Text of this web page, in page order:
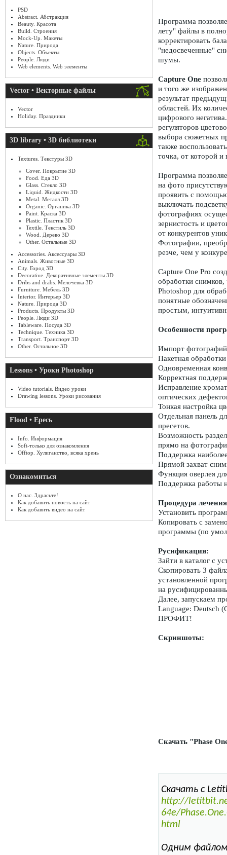
PSD
Abstract. Абстракция
Beauty. Красота
Build. Строения
Mock-Up. Макеты
Nature. Природа
Objects. Объекты
People. Люди
Web elements. Web элементы
Vector • Векторные файлы
Vector
Holiday. Праздники
3D library • 3D библиотеки
Textures. Текстуры 3D
Cover. Покрытие 3D
Food. Еда 3D
Glass. Стекло 3D
Liquid. Жидкости 3D
Metal. Металл 3D
Organic. Органика 3D
Paint. Краска 3D
Plastic. Пластик 3D
Textile. Текстиль 3D
Wood. Дерево 3D
Other. Остальные 3D
Accessories. Аксессуары 3D
Animals. Животные 3D
City. Город 3D
Decorative. Декоративные элементы 3D
Dribs and drabs. Мелочевка 3D
Furniture. Мебель 3D
Interior. Интерьер 3D
Nature. Природа 3D
Products. Продукты 3D
People. Люди 3D
Tableware. Посуда 3D
Technique. Техника 3D
Transport. Транспорт 3D
Other. Остальное 3D
Lessons • Уроки Photoshop
Video tutorials. Видео уроки
Drawing lessons. Уроки рисования
Flood • Ересь
Info. Информация
Soft-только для ознакомления
Offtop. Хулиганство, всяка хрень
Ознакомиться
О нас. Здрасьте!
Как добавить новость на сайт
Как добавить видео на сайт
Программа
лету" файлы в
корректировать
"недосвеченные"
шумы.
Capture One
и того же
результат
областей. Их
цифрового
регуляторов
выбора сюжетных
также
точка, от которой и
Программа
на фото
проявить с
выключать
фотографиях
зернистость и
от конкурентов
Фотографии,
резче, чем у
Capture One Pro
обработки снимков,
Photoshop для
понятные
простым,
Особенности
Импорт
Пакетная
Одновременная
Корректная
Исправление
оптических
Тонкая настройка
Отдельная панель
пресетов.
Возможность
прямо на
Поддержка
Прямой захват
Функция оверлея
Поддержка работы
Процедура
Установить
Копировать с
программы (по
Русификация:
Зайти в каталог с
Скопировать 3
установленной
на
Далее, запускаем
Language: Deutsch
ПРОФИТ!
Скриншоты:
Скачать "Phase
Скачать с
http://
64e/
html
Одним